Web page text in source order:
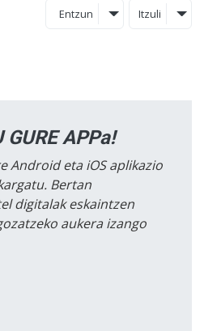
Entzun Itzuli
GURE APPa!
Android eta iOS aplikazio
Bertan
digitalak eskaintzen
aukera izango